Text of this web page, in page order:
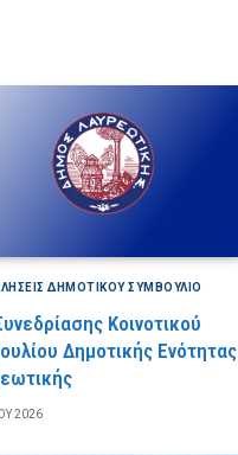
ΔΗΜΟΤΙΚΟΎ ΣΥΜΒΟΎΛΙΟ
Κοινοτικού
Δημοτικής Ενότητας
2026